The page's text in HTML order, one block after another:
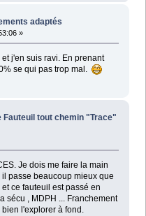
adaptés
»
j'en suis ravi. En prenant
se qui pas trop mal.
Fauteuil tout chemin "Trace"
Je dois me faire la main
passe beaucoup mieux que
ce fauteuil est passé en
sécu , MDPH ... Franchement
l'explorer à fond.